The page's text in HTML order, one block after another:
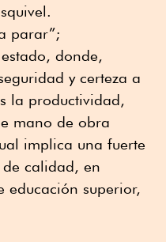
parar”;
donde,
y certeza a
la productividad,
mano de obra
implica una fuerte
calidad, en
educación superior,